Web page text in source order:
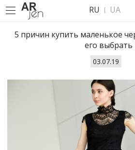
RU UA
5 причин купить маленькое
его выбрать
03.07.19